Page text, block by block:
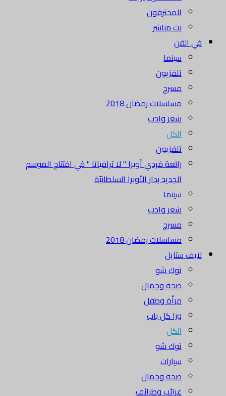
المحترفون
بث مباشر
في الفن
سينما
تلفزيون
مسرح
مسلسلات رمضان 2018
شعر وادب
الكل
تلفزيون
رائعة فردي أوبرا " لا ترافياتا " في افتتاح الموسم
الجديد بدار الأوبرا السلطانيّة
سينما
شعر وادب
مسرح
مسلسلات رمضان 2018
لايف ستايل
توك شو
صحة وجمال
مرأة وطفل
ورا كل باب
الكل
توك شو
سيارات
صحة وجمال
غرائب وطرائف